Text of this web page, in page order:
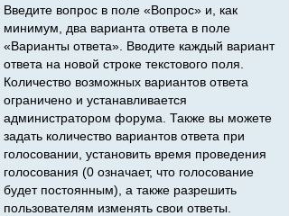
Введите вопрос в поле «Вопрос» и, как
минимум, два варианта ответа в поле
«Варианты ответа». Вводите каждый вариант
ответа на новой строке текстового поля.
Количество возможных вариантов ответа
ограничено и устанавливается
администратором форума. Также вы можете
задать количество вариантов ответа при
голосовании, установить время проведения
голосования (0 означает, что голосование
будет постоянным), а также разрешить
пользователям изменять свои ответы.